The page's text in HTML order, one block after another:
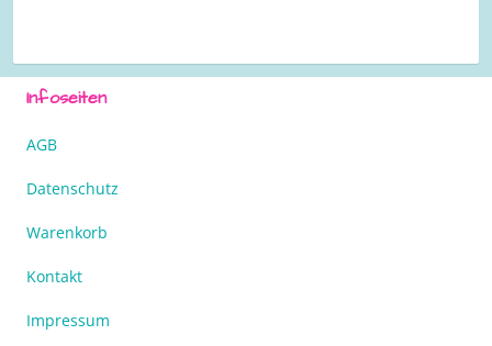
Infoseiten
AGB
Datenschutz
Warenkorb
Kontakt
Impressum